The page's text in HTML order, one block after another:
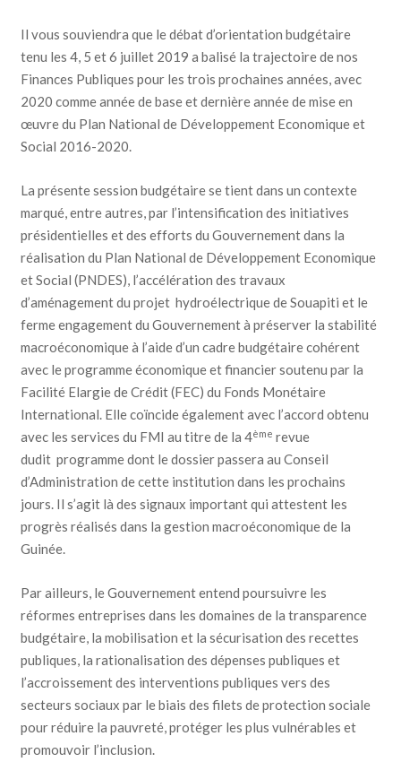
Il vous souviendra que le débat d’orientation budgétaire
tenu les 4, 5 et 6 juillet 2019 a balisé la trajectoire de nos
Finances Publiques pour les trois prochaines années, avec
2020 comme année de base et dernière année de mise en
œuvre du Plan National de Développement Economique et
Social 2016-2020.
La présente session budgétaire se tient dans un contexte
marqué, entre autres, par l’intensification des initiatives
présidentielles et des efforts du Gouvernement dans la
réalisation du Plan National de Développement Economique
et Social (PNDES), l’accélération des travaux
d’aménagement du projet hydroélectrique de Souapiti et le
ferme engagement du Gouvernement à préserver la stabilité
macroéconomique à l’aide d’un cadre budgétaire cohérent
avec le programme économique et financier soutenu par la
Facilité Elargie de Crédit (FEC) du Fonds Monétaire
International. Elle coïncide également avec l’accord obtenu
avec les services du FMI au titre de la 4ème revue
dudit programme dont le dossier passera au Conseil
d’Administration de cette institution dans les prochains
jours. Il s’agit là des signaux important qui attestent les
progrès réalisés dans la gestion macroéconomique de la
Guinée.
Par ailleurs, le Gouvernement entend poursuivre les
réformes entreprises dans les domaines de la transparence
budgétaire, la mobilisation et la sécurisation des recettes
publiques, la rationalisation des dépenses publiques et
l’accroissement des interventions publiques vers des
secteurs sociaux par le biais des filets de protection sociale
pour réduire la pauvreté, protéger les plus vulnérables et
promouvoir l’inclusion.